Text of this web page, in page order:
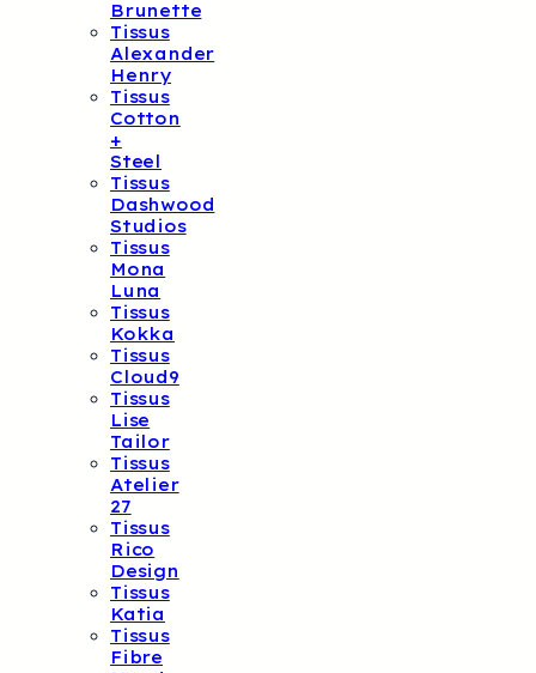
Brunette
Tissus
Alexander
Henry
Tissus
Cotton
+
Steel
Tissus
Dashwood
Studios
Tissus
Mona
Luna
Tissus
Kokka
Tissus
Cloud9
Tissus
Lise
Tailor
Tissus
Atelier
27
Tissus
Rico
Design
Tissus
Katia
Tissus
Fibre